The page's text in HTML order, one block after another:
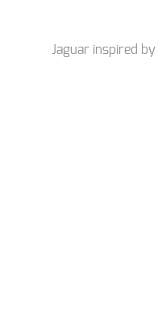
Jaguar inspired by